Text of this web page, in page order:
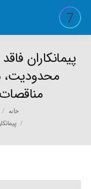
پیمانکاران
محدودیت،
خانه